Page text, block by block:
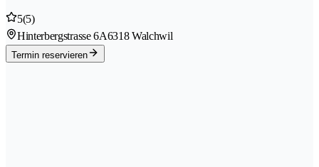
5(5)
Hinterbergstrasse 6A6318 Walchwil
Termin reservieren